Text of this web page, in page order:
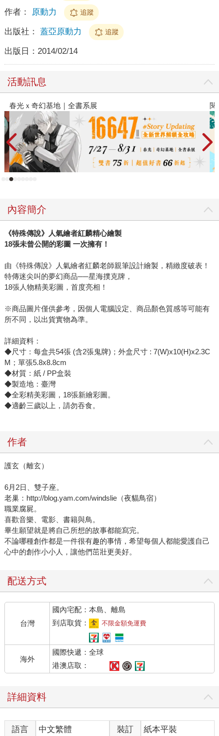
作者： 原動力 追蹤
出版社： 蓋亞原動力 追蹤
出版日： 2014/02/14
活動訊息
展 閱讀漫遊錄-2026上半年暢銷
內容簡介
《特殊傳說》人氣繪者紅麟精心繪製
18張未曾公開的彩圖 一次擁有！
由《特殊傳說》人氣繪者紅麟老師親筆設計繪製，精緻度破表！
特傳迷尖叫的夢幻商品──星海撲克牌，
18張人物精美彩圖，首度亮相！
※商品圖片僅供參考，因個人電腦設定、商品顏色質感等可能有
所不同，以出貨實物為準。
詳細資料：
◆尺寸：每盒共54張 (含2張鬼牌)；外盒尺寸 : 7(W)x10(H)x2.3C
M；單張5.8x8.8cm
◆材質：紙 / PP盒裝
◆製造地：臺灣
◆全彩精美彩圖，18張新繪彩圖。
◆適齡三歲以上，請勿吞食。
作者
護玄（離玄）
6月2日、雙子座。
老巢：http://blog.yam.com/windslie（夜貓鳥宿）
職業腐屍。
喜歡音樂、電影、書籍與鳥。
畢生願望就是將自己所想的故事都能寫完。
不論哪種創作都是一件很有趣的事情，希望每個人都能愛護自己
心中的創作小小人，讓他們茁壯更美好。
配送方式
台灣
國內宅配：本島、離島
到店取貨：
不限金額免運費
海外
國際快遞：全球
港澳店取：
詳細資料
語言 中文繁體 裝訂 紙本平裝